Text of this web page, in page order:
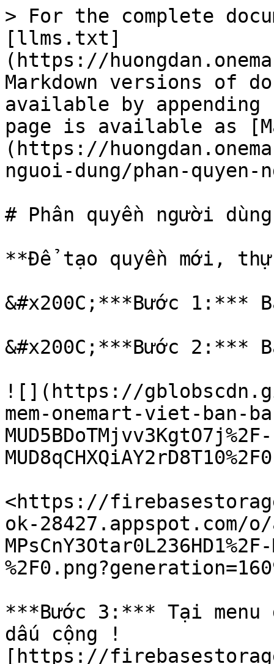
> For the complete
[llms.txt]
(https://
Markdown versions of
available by
page is available as
(https://
nguoi-dung/phan-quyen-
# Phân quyền người dùng
**Để tạo quyền mới,
&#x200C;***Bước 1:***
&#x200C;***Bước 2:***
![](https://
mem-onemart-viet-ban-
MUD5BDoTMjvv3KgtO7j%2F-
<https://
ok-28427.appspot.com/
***Bước 3:*** Tại menu
dấu cộng !
[https://